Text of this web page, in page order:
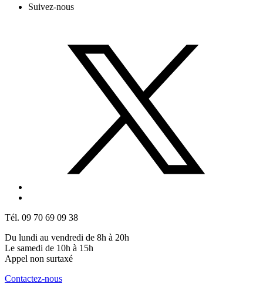
Suivez-nous
Tél. 09 70 69 09 38
Du lundi au vendredi de 8h à 20h
Le samedi de 10h à 15h
Appel non surtaxé
Contactez-nous